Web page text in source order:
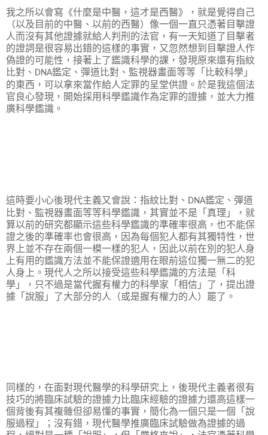
我之所以會寫《什麼是中醫，這才是西醫》，就是覺得自己
（以及目前的中醫、以前的西醫）像一個一直只憑著目擊證
人而沒有其他證據就給人判刑的法官，有一天知道了目擊者
的證詞是很容易出錯的這樣的事實，又忽然想到目擊證人作
偽證的可能性，接著上了鑑識科學的課，發現原來還有指紋
比對、 DNA鑑定、彈道比對、監視器畫面等等「比較科學」
的東西，可以拿來當作給人定罪的呈堂供證。於是我這個法
官良心發現，開始採用科學鑑識作為定罪的證據，並大力推
廣科學鑑識。
這時要小心後現代主義又會說：指紋比對、 DNA鑑定、彈道
比對、監視器畫面等等科學鑑識，其實並不是「真理」，就
算以前的研究都顯示這些科學鑑識的準確率很高，也不能保
證之後的準確率也會很高，因為每個犯人都有其獨特性，世
界上並不存在兩個一模一樣的犯人，因此以前在別的犯人身
上有用的鑑識方法並不能保證適用在眼前這位獨一無二的犯
人身上。現代人之所以接受這些科學鑑識的方法是「科
學」，只不過是當代握有權力的科學家「相信」了，提出證
據「說服」了大部分的人（或是握有權力的人）罷了。
同樣的，在面對現代醫學的科學研究上，後現代主義者很有
技巧的將臨床試驗的證據力比臨床經驗的證據力還高這樣一
個背後有其複雜但卻易懂的事實，簡化為一個只是一個「說
服過程」；沒有錯，現代醫學推廣臨床試驗做為證據的過